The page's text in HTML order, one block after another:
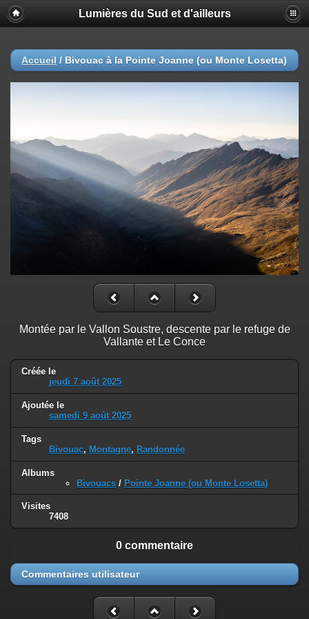
Lumières du Sud et d'ailleurs
Accueil / Bivouac à la Pointe Joanne (ou Monte Losetta)
Montée par le Vallon Soustre, descente par le refuge de
Vallante et Le Conce
Créée le
jeudi 7 août 2025
Ajoutée le
samedi 9 août 2025
Tags
Bivouac, Montagne, Randonnée
Albums
Bivouacs / Pointe Joanne (ou Monte Losetta)
Visites
7408
0 commentaire
Commentaires utilisateur